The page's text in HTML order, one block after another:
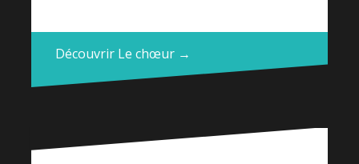
Découvrir Le chœur →